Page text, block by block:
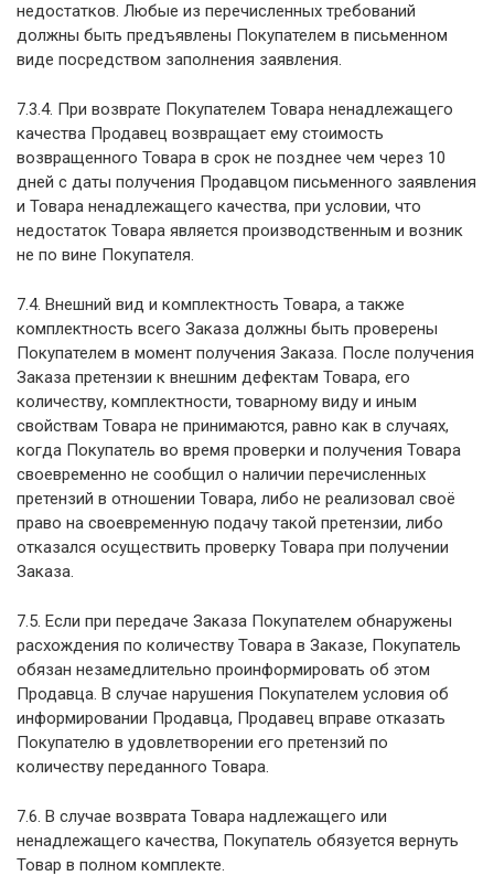
недостатков. Любые из перечисленных требований
должны быть предъявлены Покупателем в письменном
виде посредством заполнения заявления.
7.3.4. При возврате Покупателем Товара ненадлежащего
качества Продавец возвращает ему стоимость
возвращенного Товара в срок не позднее чем через 10
дней с даты получения Продавцом письменного заявления
и Товара ненадлежащего качества, при условии, что
недостаток Товара является производственным и возник
не по вине Покупателя.
7.4. Внешний вид и комплектность Товара, а также
комплектность всего Заказа должны быть проверены
Покупателем в момент получения Заказа. После получения
Заказа претензии к внешним дефектам Товара, его
количеству, комплектности, товарному виду и иным
свойствам Товара не принимаются, равно как в случаях,
когда Покупатель во время проверки и получения Товара
своевременно не сообщил о наличии перечисленных
претензий в отношении Товара, либо не реализовал своё
право на своевременную подачу такой претензии, либо
отказался осуществить проверку Товара при получении
Заказа.
7.5. Если при передаче Заказа Покупателем обнаружены
расхождения по количеству Товара в Заказе, Покупатель
обязан незамедлительно проинформировать об этом
Продавца. В случае нарушения Покупателем условия об
информировании Продавца, Продавец вправе отказать
Покупателю в удовлетворении его претензий по
количеству переданного Товара.
7.6. В случае возврата Товара надлежащего или
ненадлежащего качества, Покупатель обязуется вернуть
Товар в полном комплекте.